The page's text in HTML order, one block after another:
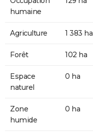
humaine
Agriculture 1 383 ha
Forêt 102 ha
Espace
naturel
0 ha
Zone
humide
0 ha